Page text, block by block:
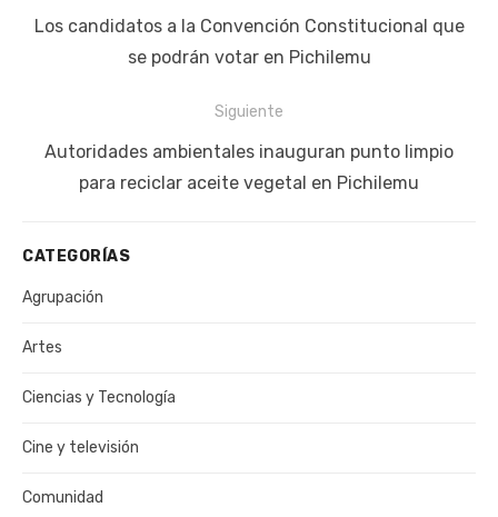
de
entradas
Publicación
Los candidatos a la Convención Constitucional que
se podrán votar en Pichilemu
Siguiente
Siguiente
publicación:
Autoridades ambientales inauguran punto limpio
para reciclar aceite vegetal en Pichilemu
CATEGORÍAS
Agrupación
Artes
Ciencias y Tecnología
Cine y televisión
Comunidad